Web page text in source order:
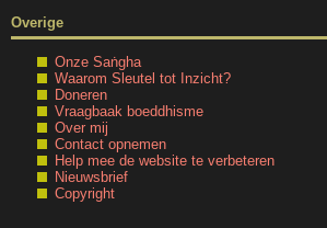
Overige
Onze Saṅgha
Waarom Sleutel tot Inzicht?
Doneren
Vraagbaak boeddhisme
Over mij
Contact opnemen
Help mee de website te verbeteren
Nieuwsbrief
Copyright